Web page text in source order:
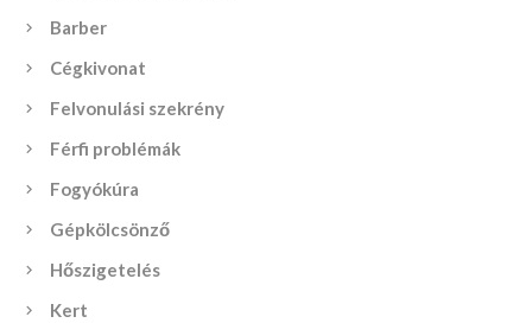
Barber
Cégkivonat
Felvonulási szekrény
Férfi problémák
Fogyókúra
Gépkölcsönző
Hőszigetelés
Kert